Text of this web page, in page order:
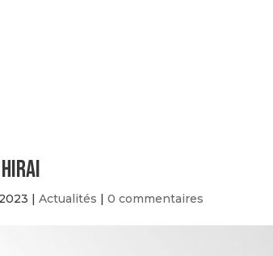
Hirai
|Actualités |0 commentaires